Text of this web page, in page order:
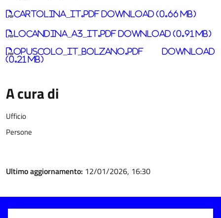
Cartolina_IT.pdf download (0.66 MB)
Locandina_A3_IT.pdf download (0.91 MB)
Opuscolo_IT_Bolzano.pdf download
(0.21 MB)
A cura di
Ufficio
Persone
Ultimo aggiornamento: 12/01/2026, 16:30